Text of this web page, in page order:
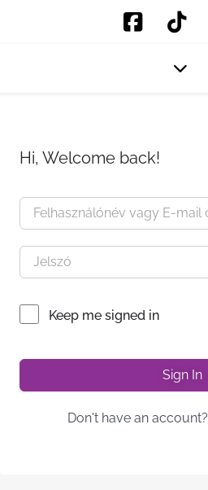
Hi, Welcome back!
Keep me signed in
Sign In
Don't have an account?